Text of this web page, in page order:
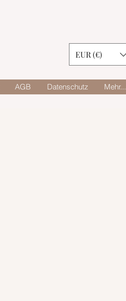
EUR (€)
AGB Datenschutz Mehr...